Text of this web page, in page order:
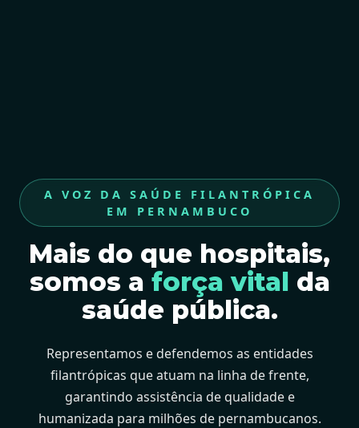
A VOZ DA SAÚDE FILANTRÓPICA
EM PERNAMBUCO
Mais do que hospitais,
somos a força vital da
saúde pública.
Representamos e defendemos as entidades
filantrópicas que atuam na linha de frente,
garantindo assistência de qualidade e
humanizada para milhões de pernambucanos.